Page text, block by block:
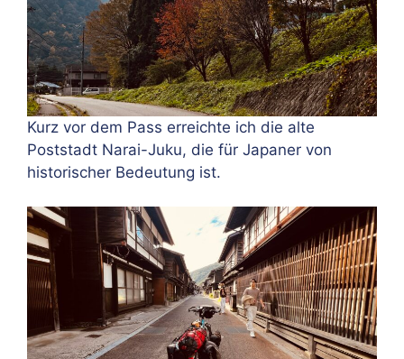
Kurz vor dem Pass erreichte ich die alte
Poststadt Narai-Juku, die für Japaner von
historischer Bedeutung ist.